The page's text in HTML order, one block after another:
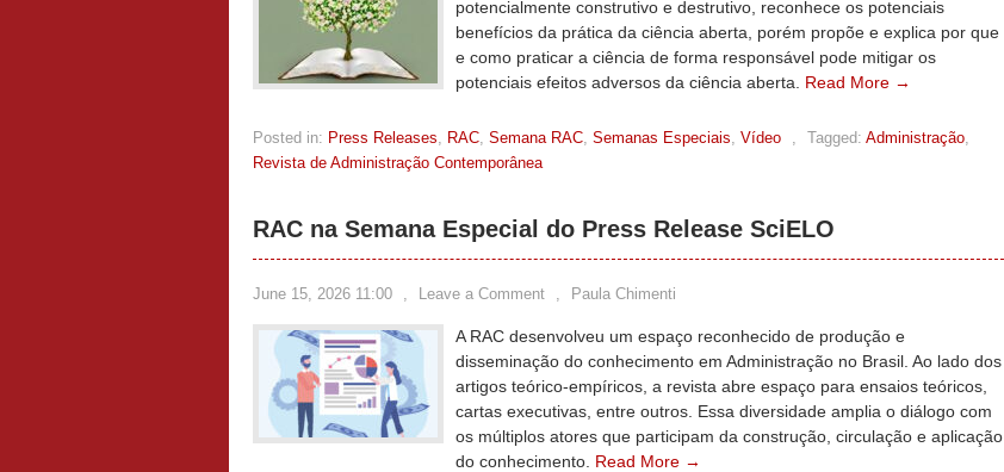
potencialmente construtivo e destrutivo, reconhece os potenciais
benefícios da prática da ciência aberta, porém propõe e explica por que
e como praticar a ciência de forma responsável pode mitigar os
potenciais efeitos adversos da ciência aberta. Read More →
Posted in: Press Releases, RAC, Semana RAC, Semanas Especiais, Vídeo , Tagged: Administração,
Revista de Administração Contemporânea
RAC na Semana Especial do Press Release SciELO
June 15, 2026 11:00 , Leave a Comment , Paula Chimenti
A RAC desenvolveu um espaço reconhecido de produção e
disseminação do conhecimento em Administração no Brasil. Ao lado dos
artigos teórico-empíricos, a revista abre espaço para ensaios teóricos,
cartas executivas, entre outros. Essa diversidade amplia o diálogo com
os múltiplos atores que participam da construção, circulação e aplicação
do conhecimento. Read More →